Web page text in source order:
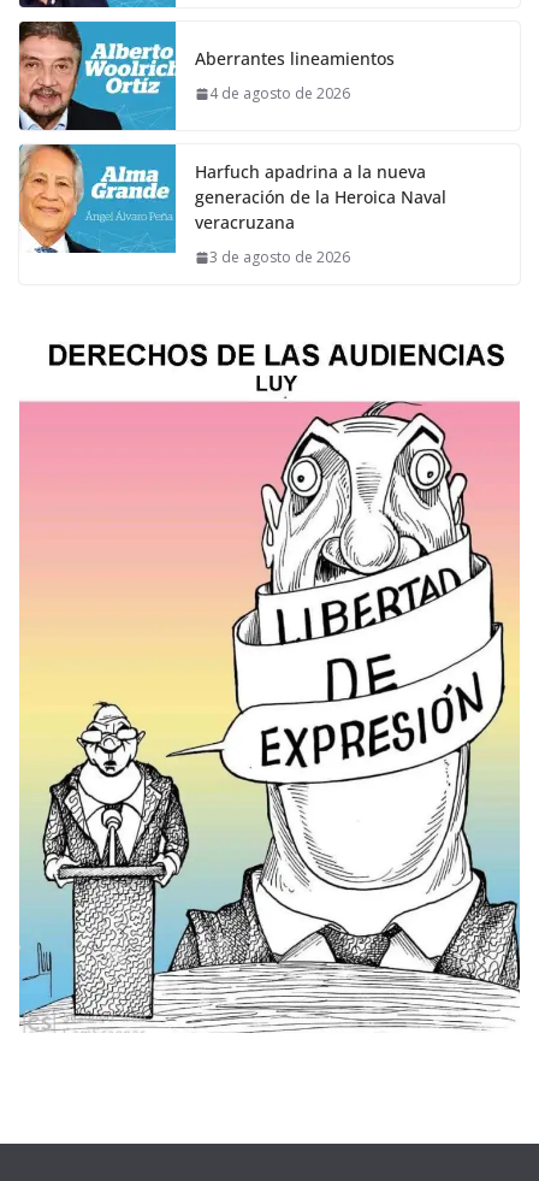
Aberrantes lineamientos
4 de agosto de 2026
Harfuch apadrina a la nueva
generación de la Heroica Naval
veracruzana
3 de agosto de 2026